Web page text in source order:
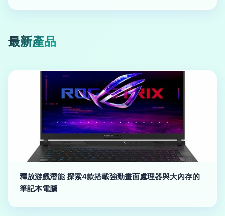
最新產品
釋放游戲潛能 探索4款搭載強勁畫面處理器與大內存的
筆記本電腦